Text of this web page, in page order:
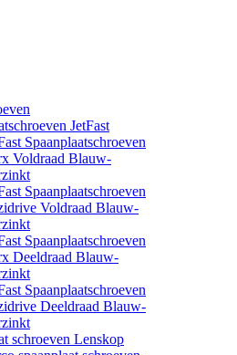
JetFast
Spaanplaatschroeven
Voldraad Blauw-
Spaanplaatschroeven
Voldraad Blauw-
Spaanplaatschroeven
Deeldraad Blauw-
Spaanplaatschroeven
Deeldraad Blauw-
schroeven Lenskop